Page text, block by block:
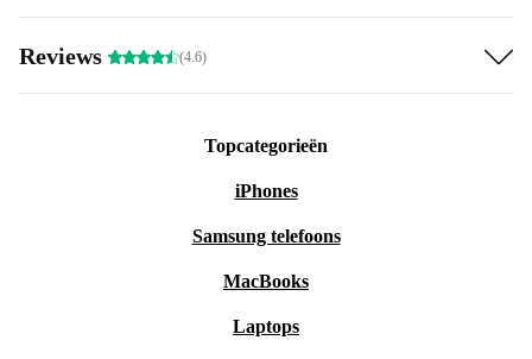
Reviews (4.6)
Topcategorieën
iPhones
Samsung telefoons
MacBooks
Laptops